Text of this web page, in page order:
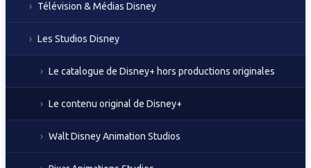
Télévision & Médias Disney
Les Studios Disney
Le catalogue de Disney+ hors productions originales
Le contenu original de Disney+
Walt Disney Animation Studios